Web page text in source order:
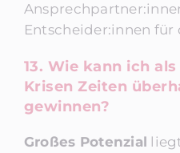
Entscheider:innen für
13. Wie kann ich
Krisen Zeiten
gewinnen?
Großes Potenzial